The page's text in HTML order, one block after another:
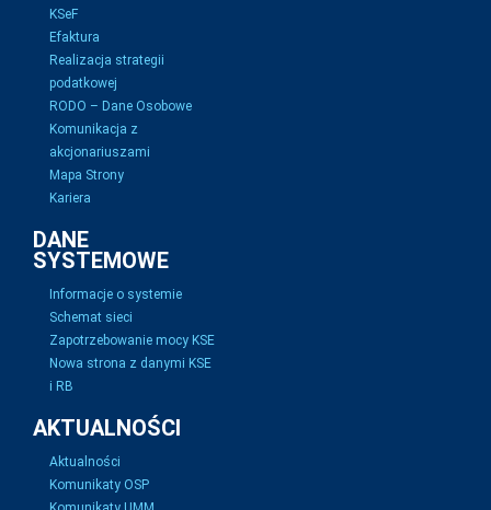
KSeF
Efaktura
Realizacja strategii
podatkowej
RODO – Dane Osobowe
Komunikacja z
akcjonariuszami
Mapa Strony
Kariera
DANE
SYSTEMOWE
Informacje o systemie
Schemat sieci
Zapotrzebowanie mocy KSE
Nowa strona z danymi KSE
i RB
AKTUALNOŚCI
Aktualności
Komunikaty OSP